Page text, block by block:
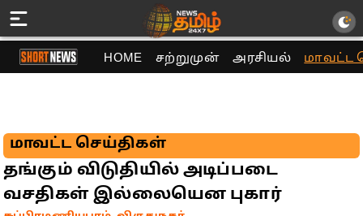
HOME சற்றுமுன் அரசியல் மாவட்ட
மாவட்ட செய்திகள்
தங்கும் விடுதியில் அடிப்படை
வசதிகள் இல்லையென புகார்